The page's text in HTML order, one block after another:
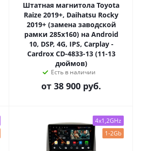
Штатная магнитола Toyota
Raize 2019+, Daihatsu Rocky
2019+ (замена заводской
рамки 285х160) на Android
10, DSP, 4G, IPS, Carplay -
Cardrox CD-4833-13 (11-13
дюймов)
Есть в наличии
от 38 900 руб.
4x1,2GHz
1-2Gb